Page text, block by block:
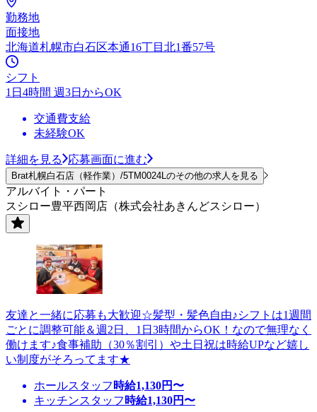
勤務地
面接地
北海道札幌市白石区本通16丁目北1番57号
シフト
1日4時間 週3日からOK
交通費支給
未経験OK
詳細を見る 応募画面に進む
Brat札幌白石店（軽作業）/5TM0024Lのその他の求人を見る
アルバイト・パート
スシロー豊平西岡店（株式会社あきんどスシロー）
友達と一緒に応募も大歓迎☆髪型・髪色自由♪シフトは1週間
ごとに調整可能＆週2日、1日3時間からOK！なので無理なく
働けます♪食事補助（30％割引）や土日祝は時給UPなど嬉し
い制度がそろってます★
ホールスタッフ 時給1,130円〜
キッチンスタッフ 時給1,130円〜